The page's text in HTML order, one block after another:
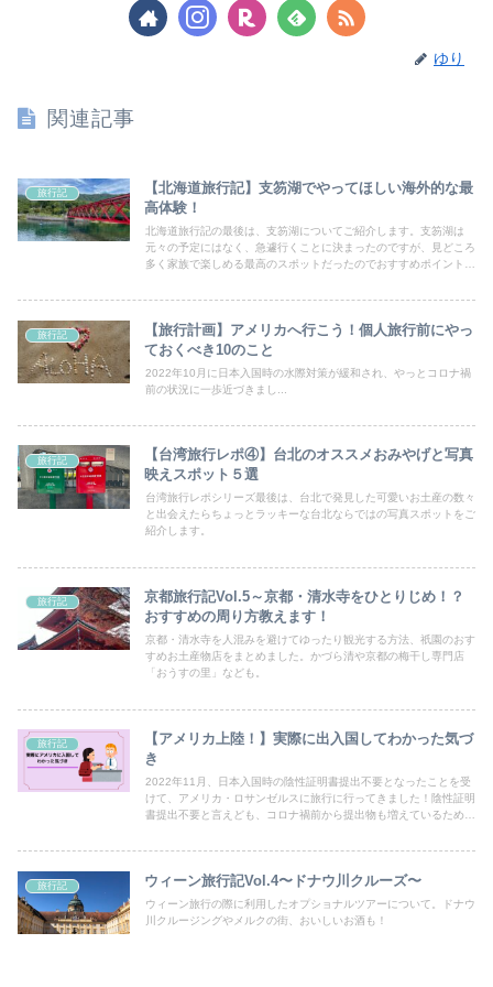
ゆり
関連記事
旅行記
【北海道旅行記】支笏湖でやってほしい海外的な最
高体験！
北海道旅行記の最後は、支笏湖についてご紹介します。支笏湖は
元々の予定にはなく、急遽行くことに決まったのですが、見どころ
多く家族で楽しめる最高のスポットだったのでおすすめポイントを
旅行記
【旅行計画】アメリカへ行こう！個人旅行前にやっ
ておくべき10のこと
2022年10月に日本入国時の水際対策が緩和され、やっとコロナ禍
前の状況に一歩近づきまし...
旅行記
【台湾旅行レポ④】台北のオススメおみやげと写真
映えスポット５選
台湾旅行レポシリーズ最後は、台北で発見した可愛いお土産の数々
と出会えたらちょっとラッキーな台北ならではの写真スポットをご
紹介します。
旅行記
京都旅行記Vol.5～京都・清水寺をひとりじめ！？
おすすめの周り方教えます！
京都・清水寺を人混みを避けてゆったり観光する方法、祇園のおす
すめお土産物店をまとめました。かづら清や京都の梅干し専門店
「おうすの里」なども。
旅行記
【アメリカ上陸！】実際に出入国してわかった気づ
き
2022年11月、日本入国時の陰性証明書提出不要となったことを受
けて、アメリカ・ロサンゼルスに旅行に行ってきました！陰性証明
書提出不要と言えども、コロナ禍前から提出物も増えているため、
か、私の体験をシェアさせてもらいます。
旅行記 ウィーン旅行記Vol.4〜ドナウ川クルーズ〜
ウィーン旅行の際に利用したオプショナルツアーについて。ドナウ
川クルージングやメルクの街、おいしいお酒も！